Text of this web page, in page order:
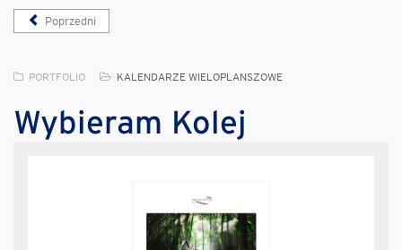
Poprzedni
PORTFOLIO KALENDARZE WIELOPLANSZOWE
Wybieram Kolej